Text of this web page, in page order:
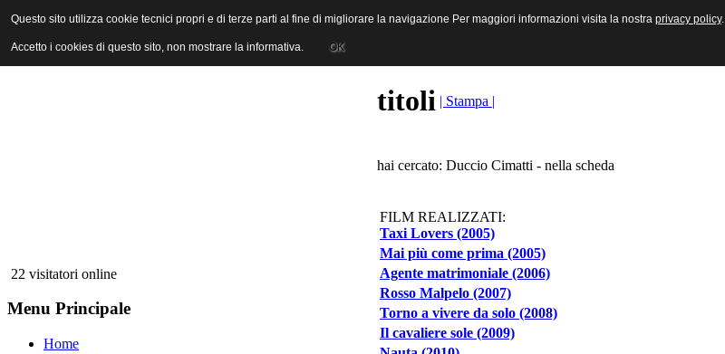
ANICA | Associazione Nazionale Industrie Cinematografiche Audiovisive e Multimediali
22 visitatori online
Menu Principale
Home
titoli | Stampa |
hai cercato: Duccio Cimatti - nella scheda
FILM REALIZZATI:
Taxi Lovers (2005)
Mai più come prima (2005)
Agente matrimoniale (2006)
Rosso Malpelo (2007)
Torno a vivere da solo (2008)
Il cavaliere sole (2009)
Questo sito utilizza cookie tecnici propri e di terze parti al fine di migliorare la navigazione Per maggiori informazioni visita la nostra privacy policy.
Accetto i cookies di questo sito, non mostrare la informativa. OK
Questo sito utilizza cookie tecnici propri e di terze parti al fine di migliorare la navigazione Per maggiori informazioni visita la nostra privacy policy.
Accetto i cookies di questo sito, non mostrare la informativa. OK